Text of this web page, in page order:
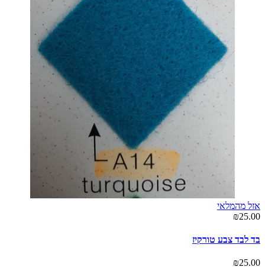
אזל מהמלאי
₪25.00
בד לבד צבע טורקיז
₪25.00